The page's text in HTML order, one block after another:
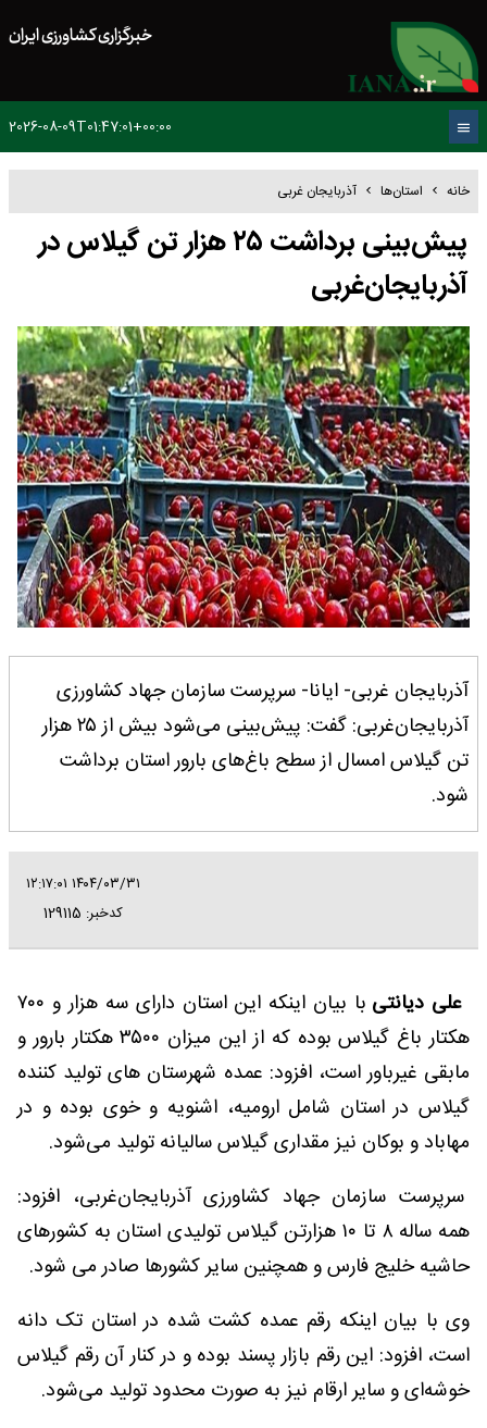
خبرگزاری کشاورزی ایران
2026-08-09T01:47:01+00:00
خانه استان‌ها آذربایجان غربی
پیش‌بینی برداشت ۲۵ هزار تن گیلاس در
آذربایجان‌غربی
آذربایجان غربی- ایانا- سرپرست سازمان جهاد کشاورزی
آذربایجان‌غربی: گفت: پیش‌بینی می‌شود بیش از ۲۵ هزار
تن گیلاس امسال از سطح باغ‌های بارور استان برداشت
شود.
۱۴۰۴/۰۳/۳۱ ۱۲:۱۷:۰۱
کدخبر: 129115
علی دیانتی
با بیان اینکه این استان دارای سه هزار و ۷۰۰
هکتار باغ گیلاس بوده که از این میزان ۳۵۰۰ هکتار بارور و
مابقی غیرباور است، افزود: عمده شهرستان های تولید کننده
گیلاس در استان شامل ارومیه، اشنویه و خوی بوده و در
مهاباد و بوکان نیز مقداری گیلاس سالیانه تولید می‌شود.
سرپرست سازمان جهاد کشاورزی آذربایجان‌غربی، افزود:
همه ساله ۸ تا ۱۰ هزارتن گیلاس تولیدی استان به کشورهای
حاشیه خلیج فارس و همچنین سایر کشورها صادر می شود.
وی با بیان اینکه رقم عمده کشت شده در استان تک دانه
است، افزود: این رقم بازار پسند بوده و در کنار آن رقم گیلاس
خوشه‌ای و سایر ارقام نیز به صورت محدود تولید می‌شود.